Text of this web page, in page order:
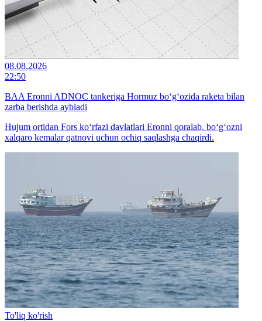
08.08.2026
22:50
BAA Eronni ADNOC tankeriga Hormuz bo‘g‘ozida raketa bilan
zarba berishda aybladi
Hujum ortidan Fors ko‘rfazi davlatlari Eronni qoralab, bo‘g‘ozni
xalqaro kemalar qatnovi uchun ochiq saqlashga chaqirdi.
To'liq ko'rish